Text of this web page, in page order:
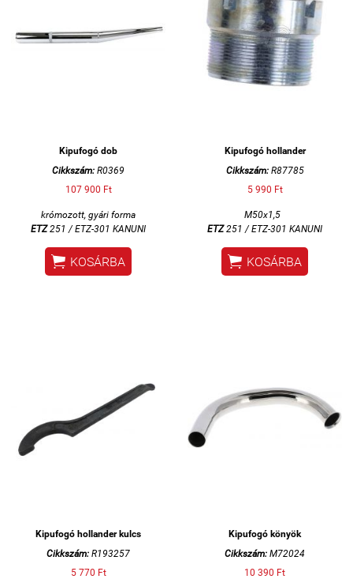
Kipufogó dob
Cikkszám: R0369
107 900 Ft
krómozott, gyári forma
ETZ251 /ETZ-301 KANUNI
 KOSÁRBA
Kipufogó hollander
Cikkszám:R87785
5 990 Ft
M50x1,5
ETZ251 /ETZ-301 KANUNI
 KOSÁRBA
Kipufogó hollander kulcs
Cikkszám: R193257
5 770 Ft
Kipufogó könyök
Cikkszám: M72024
10 390 Ft